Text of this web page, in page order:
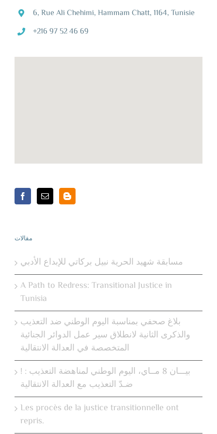
6, Rue Ali Chehimi, Hammam Chatt, 1164, Tunisie
+216 97 52 46 69
مقالات
مسابقة شهيد الحرية نبيل بركاتي للإبداع الأدبي
A Path to Redress: Transitional Justice in
Tunisia
بلاغ صحفي بمناسبة اليوم الوطني ضد التعذيب
والذكرى الثانية لانطلاق سير عمل الدوائر الجنائية
المتخصصة في العدالة الانتقالية
! بيـــان 8 مــاي، اليوم الوطني لمناهضة التعذيب :
ضـدّ التعذيب مع العدالة الانتقالية
Les procès de la justice transitionnelle ont
repris.